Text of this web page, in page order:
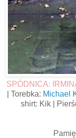
SPÓDNICA:
| Torebka: Michael
shirt: Kik |